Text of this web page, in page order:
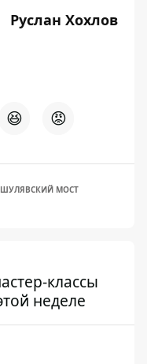
Руслан Хохлов
😆 😡
ШУЛЯВСКИЙ МОСТ
классы
неделе